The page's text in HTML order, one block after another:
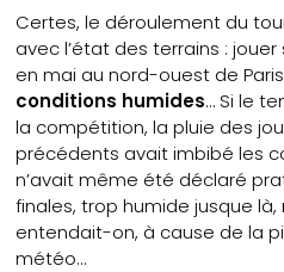
Certes, le déroulement du
avec l’état des terrains :
en mai au nord-ouest de
conditions humides… Si le
la compétition, la pluie des
précédents avait imbibé les
n’avait même été déclaré
finales, trop humide jusque
entendait-on, à cause de la
météo…